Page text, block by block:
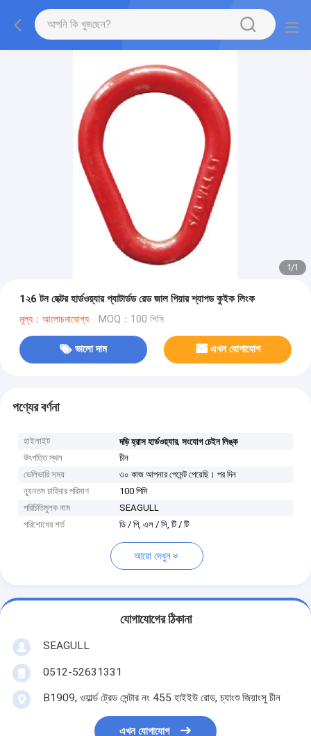
1/1
1২6 টন হেক্টর হার্ডওয়্যার প্যাটার্ডড রেড জাল পিয়ার শ্যাপড কুইক লিংক
মূল্য：আলোচনাযোগ্য MOQ：100 পিসি
ভালো দাম এখন যোগাযোগ
পণ্যের বর্ণনা
হাইলাইট দড়ি হ্রাস হার্ডওয়্যার,সংযোগ চেইন লিঙ্ক
উৎপত্তি স্থল
চীন
ডেলিভারি সময়
৩০ কাজ আপনার পেমেন্ট পেয়েছি। পর দিন
ন্যূনতম চাহিদার পরিমাণ
100 পিসি
পরিচিতিমুলক নাম
SEAGULL
পরিশোধের শর্ত
ডি / পি, এল / সি, টি / টি
আরো দেখুন
যোগাযোগের ঠিকানা
SEAGULL
0512-52631331
B1909, ওয়ার্ল্ড ট্রেড সেন্টার নং 455 হাইইউ রোড, চ্যাংশু জিয়াংসু চীন
এখন যোগাযোগ